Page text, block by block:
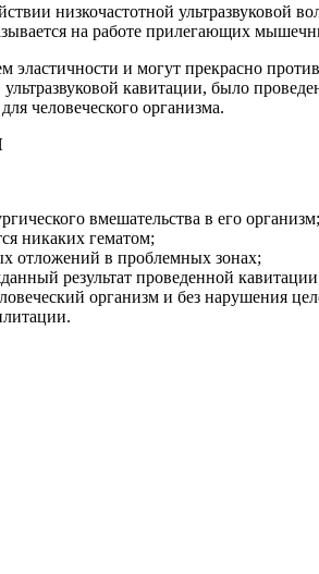
низкочастотной
на работе прилегающих
эластичности и могут прекрасно
кавитации, было
человеческого организма.
вмешательства в его организм;
никаких гематом;
отложений в проблемных зонах;
результат проведенной
организм и без нарушения